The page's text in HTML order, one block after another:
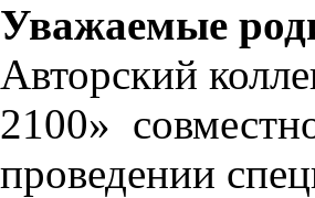
Уважаемые
Авторский
2100»
проведении